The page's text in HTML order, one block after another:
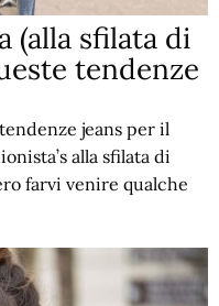
(alla sfilata di
tendenze
jeans per il
alla sfilata di
farvi venire qualche